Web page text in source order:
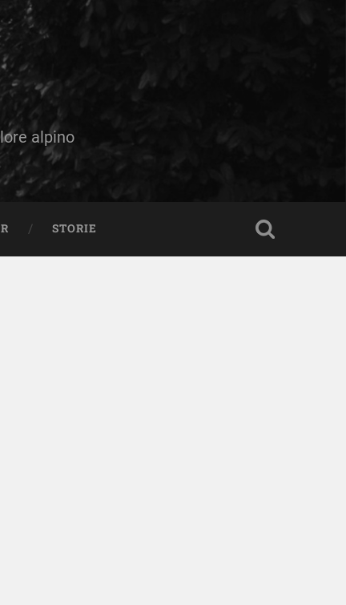
alpino
STORIE